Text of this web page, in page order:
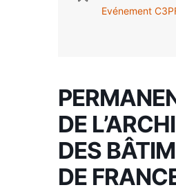
Evénement
DE
DES
DE